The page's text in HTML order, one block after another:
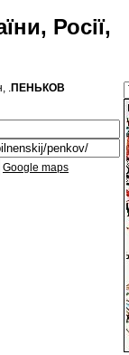
Росії,
.ПЕНЬКОВ
Google maps